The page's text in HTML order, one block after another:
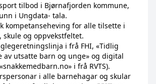
tilbod i Bjørnafjorden kommune,
i Ungdata- tala.
kompetanseheving for alle tilsette i
skule og oppvekstfeltet.
i frå FHI, «Tidlig
av utsatte barn og unge» og digital
i frå RVTS).
i alle barnehagar og skular